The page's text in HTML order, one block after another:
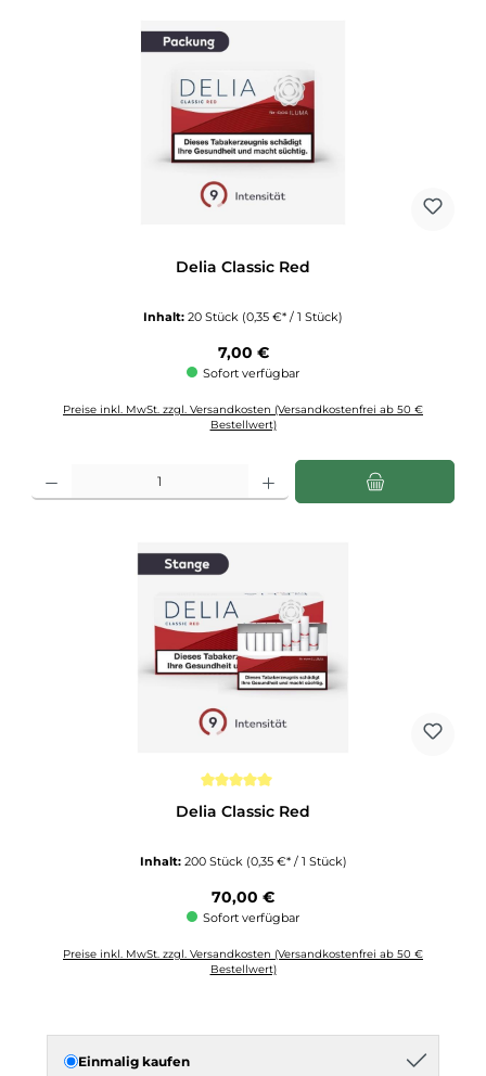
Delia Classic Red
Inhalt: 20 Stück (0,35 €* / 1 Stück)
Regulärer Preis:
7,00 €
Sofort verfügbar
Preise inkl. MwSt. zzgl. Versandkosten (Versandkostenfrei ab 50 €
Bestellwert)
Produkt Anzahl: Gib den gewünschten Wert ein oder benutze die Schaltflächen
Delia Classic Red
Inhalt: 200 Stück (0,35 €* / 1 Stück)
Regulärer Preis:
70,00 €
Sofort verfügbar
Preise inkl. MwSt. zzgl. Versandkosten (Versandkostenfrei ab 50 €
Bestellwert)
Einmalig kaufen